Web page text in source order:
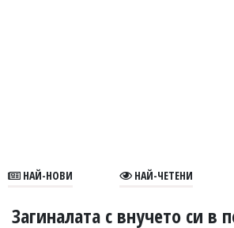
В
НАЙ-НОВИ НАЙ-ЧЕТЕНИ
Загиналата с внучето си в